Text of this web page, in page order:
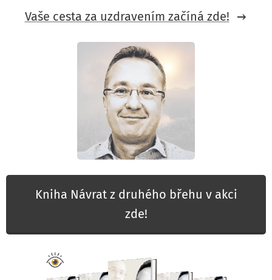
Vaše cesta za uzdravením začíná zde!
Kniha Návrat z druhého břehu v akci
zde!